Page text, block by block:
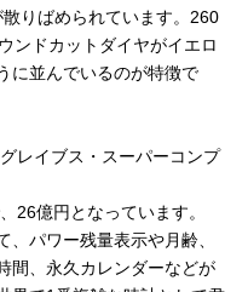
りばめられています。260
ンドカットダイヤがイエロ
に並んでいるのが特徴で
レイブス・スーパーコンプ
26億円となっています。
パワー残量表示や月齢、
間、永久カレンダーなどが